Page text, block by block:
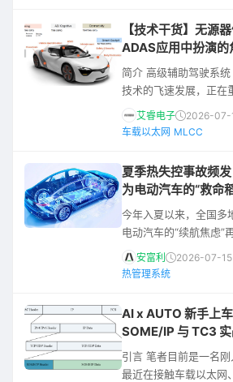
TSN（Time-
加持，为音视频在车载
了确定性时延和同步能
存在布线
【技术干货】无源
ADAS应用中扮演的
简介 高级辅助驾驶系
技术的飞速发展，正在
一个层面。从多传感器
元，到稳定可靠的执行
输、电磁兼容与高频滤
颗微小元器件的失效，
能的崩溃，甚至危及行
绍YAGEO（国巨）凭
艾睿电子 2026-07-
车载以太网 MLCC
夏季热失控事故频
为电动汽车的“救命
今年入夏以来，全国多
电动汽车的“续航焦虑”
——但这一次，焦点不
管理。 随着汽车电气
率附件时早已捉襟见肘
性问题，而是关乎整车
命门。正是在这一背景
输效率与功率密度上的
安富利 2026-07-15
热管理系统
AI x AUTO 新手上
SOME/IP 与 TC3
引言 笔者目前是一名刚入门车载软件的新人，
最近在接触车载以太网